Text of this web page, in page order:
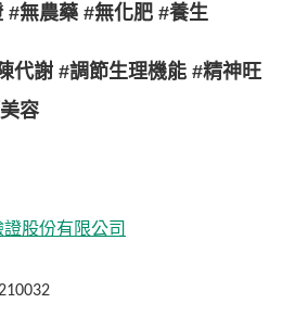
#無農藥 #無化肥 #養生
代謝 #調節生理機能 #精神旺
容
股份有限公司